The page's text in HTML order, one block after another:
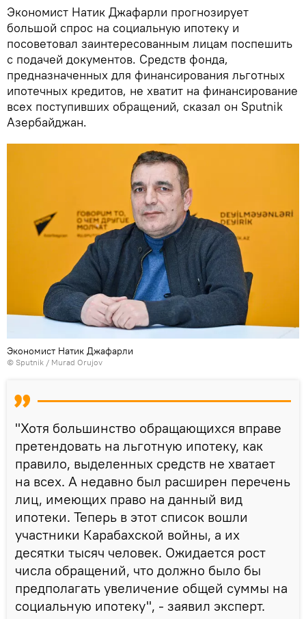
Экономист Натик Джафарли прогнозирует
большой спрос на социальную ипотеку и
посоветовал заинтересованным лицам поспешить
с подачей документов. Средств фонда,
предназначенных для финансирования льготных
ипотечных кредитов, не хватит на финансирование
всех поступивших обращений, сказал он Sputnik
Азербайджан.
Экономист Натик Джафарли
© Sputnik / Murad Orujov
"Хотя большинство обращающихся вправе
претендовать на льготную ипотеку, как
правило, выделенных средств не хватает
на всех. А недавно был расширен перечень
лиц, имеющих право на данный вид
ипотеки. Теперь в этот список вошли
участники Карабахской войны, а их
десятки тысяч человек. Ожидается рост
числа обращений, что должно было бы
предполагать увеличение общей суммы на
социальную ипотеку", - заявил эксперт.